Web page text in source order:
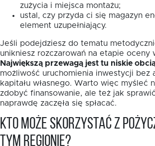
zużycia i miejsca montażu;
ustal, czy przyda ci się magazyn
element uzupełniający.
Jeśli podejdziesz do tematu
unikniesz rozczarowań na etapie oceny
Największą przewagą jest tu niskie
możliwość uruchomienia inwestycji bez
kapitału własnego. Warto więc myśleć
zdobyć finansowanie, ale też jak
naprawdę zaczęła się spłacać.
Kto może skorzystać z
tym regionie?